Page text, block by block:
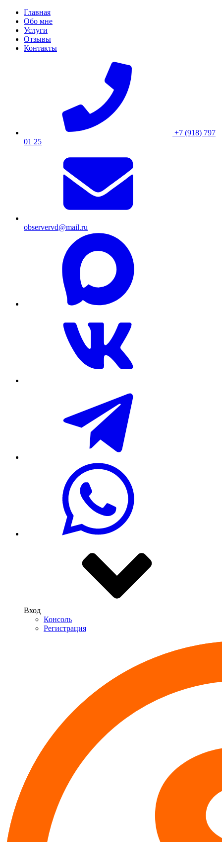
Skip
content
Главная
Обо мне
Услуги
Отзывы
Контакты
+7 (918) 797
01 25
observervd@mail.ru
Вход
Консоль
Регистрация